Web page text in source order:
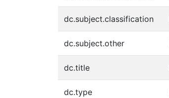
dc.subject.classification
dc.subject.other
dc.title
dc.type